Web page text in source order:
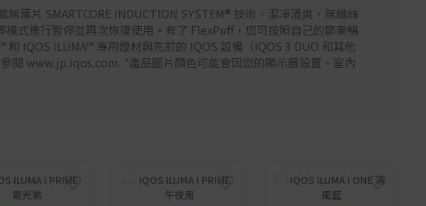
葉片 SMARTCORE INDUCTION SYSTEM® 技術，潔凈清爽，無縫絲
式進行暫停並再次恢復使用。有了 FlexPuff，您可按照自己的節奏暢
IQOS ILUMA™ 專用煙材與先前的 IQOS 設備（IQOS 3 DUO 和其他
閱 www.jp.iqos.com. *產品圖片顏色可能會因您的顯示器設置、室內